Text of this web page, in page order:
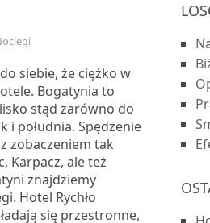
siebie, że ciężko w
Bogatynia to
stąd zarówno do
i południa. Spędzenie
zobaczeniem tak
Karpacz, ale też
znajdziemy
Hotel Rychło
się przestronne,